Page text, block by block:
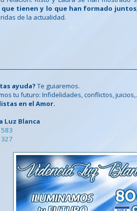
tienen y lo que han formado juntos
de la actualidad.
ayuda? Te guiaremos.
tu futuro: Infidelidades, conflictos,
en el Amor.
Luz Blanca